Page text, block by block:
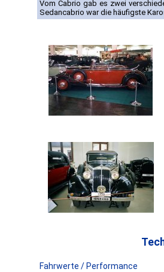
Vom Cabrio gab es zwei
Sedancabrio war die häufigste
Fahrwerte / Performance